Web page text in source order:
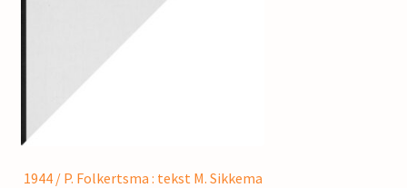
1944 / P. Folkertsma : tekst M. Sikkema